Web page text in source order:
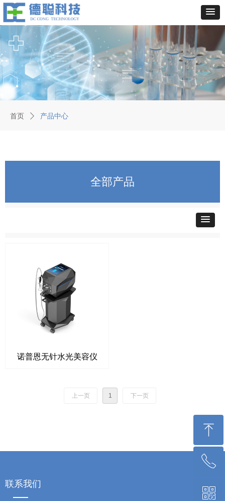
全部产品
诺普恩无针水光美容仪
上一页 1 下一页
首页 ꄲ 产品中心
联系我们
ꁸ
回到顶部
ꂅ
400-830-2029
ꀥ